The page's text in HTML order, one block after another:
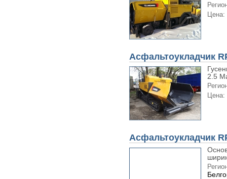
Цена:
Асфальтоукладчик
2.5
Цена:
Асфальтоукладчик